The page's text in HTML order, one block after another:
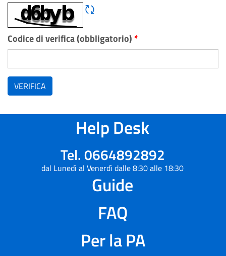
Rigene CAPTCHA
Codice di verifica (obbligatorio) *
VERIFICA
Help Desk
Tel. 0664892892
dal Lunedì al Venerdì dalle 8:30 alle 18:30
Guide
FAQ
Per la PA